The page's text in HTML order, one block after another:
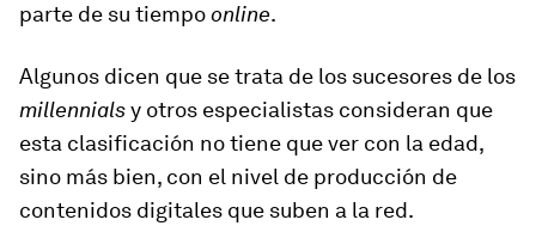
parte de su tiempoonline.
Algunos dicen que se trata de los sucesores de los
millennialsy otros especialistas consideran que
esta clasificación no tiene que ver con la edad,
sino más bien, con el nivel de producción de
contenidos digitales que suben a la red.